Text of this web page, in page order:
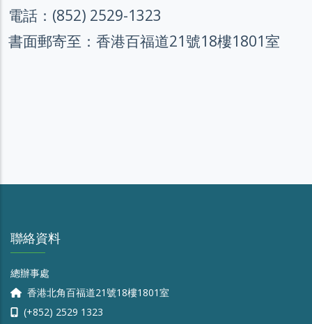
電話：(852) 2529-1323
書面郵寄至：香港百福道21號18樓1801室
聯絡資料
總辦事處
香港北角百福道21號18樓1801室
(+852) 2529 1323